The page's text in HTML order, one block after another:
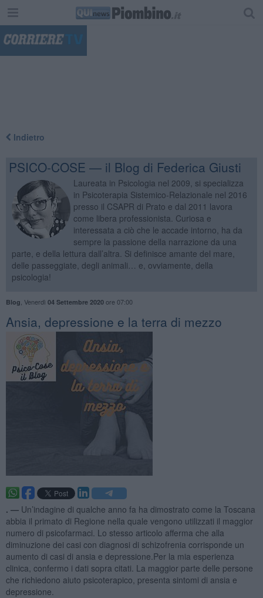
Indietro
PSICO-COSE — il Blog di Federica Giusti
Laureata in Psicologia nel 2009, si specializza
in Psicoterapia Sistemico-Relazionale nel 2016
presso il CSAPR di Prato e dal 2011 lavora
come libera professionista. Curiosa e
interessata a ciò che le accade intorno, ha da
sempre la passione della narrazione da una
parte, e della lettura dall’altra. Si definisce amante del mare,
delle passeggiate, degli animali… e, ovviamente, della
psicologia!
Blog Venerdì 04 Settembre 2020ore 07:00
Ansia, depressione e la terra di mezzo
. — Un’indagine di qualche anno fa ha dimostrato come la Toscana
abbia il primato di Regione nella quale vengono utilizzati il maggior
numero di psicofarmaci. Lo stesso articolo afferma che alla
diminuzione dei casi con diagnosi di schizofrenia corrisponde un
aumento di casi di ansia e depressione.Per la mia esperienza
clinica, confermo i dati sopra citati. La maggior parte delle persone
che richiedono aiuto psicoterapico, presenta sintomi di ansia e
depressione.